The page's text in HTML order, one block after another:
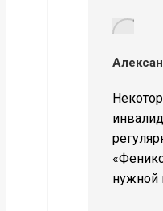
нужной